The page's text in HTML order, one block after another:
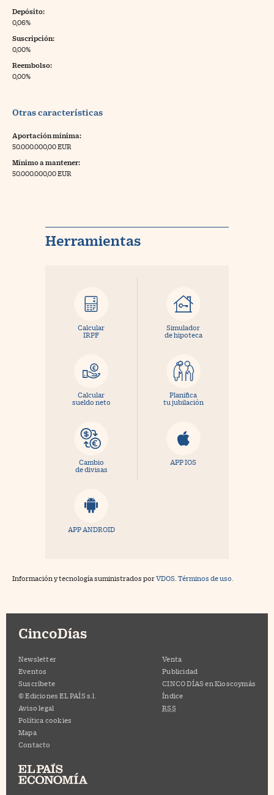
Depósito:
0,06%
Suscripción:
0,00%
Reembolso:
0,00%
Otras características
Aportación mínima:
50.000.000,00 EUR
Mínimo a mantener:
50.000.000,00 EUR
Herramientas
Calcular
IRPF
Simulador
de hipoteca
Calcular
sueldo neto
Planifica
tu jubilación
Cambio
de divisas
APP IOS
APP ANDROID
Información y tecnología suministrados porVDOS Términos de uso.
CincoDías
Newsletter
Eventos
Suscríbete
© Ediciones EL PAÍS s.l.
Aviso legal
Política cookies
Mapa
Contacto
Venta
Publicidad
CINCO DÍAS en Kioscoymás
Índice
RSS